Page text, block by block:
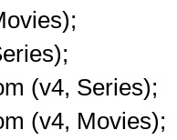
(v4, Series);
(v4, Movies);